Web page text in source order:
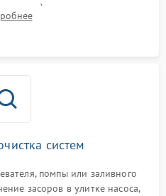
воды), датчика мутности,
модуля управления.
систем
помпы или заливного
засоров в улитке насоса,